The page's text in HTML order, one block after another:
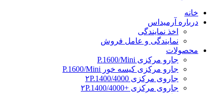
خانه
درباره آرمیداس
اخذ نمایندگی
نمایندگی و عامل فروش
محصولات
جارو مرکزی P.1600/Mini
جارو مرکزی کیسه خور P.1600/Mini
جاروی مرکزی ۲P.1400/4000
جاروی مرکزی +۲P.1400/4000